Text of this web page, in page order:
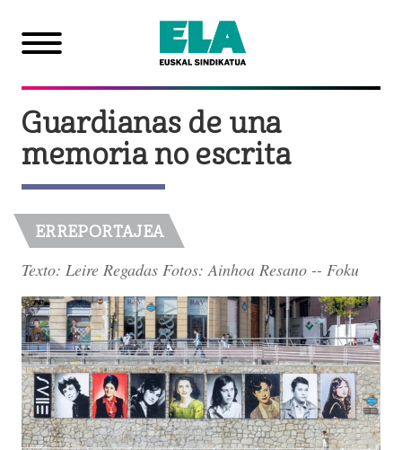
Guardianas de una
memoria no escrita
ERREPORTAJEA
Texto: Leire Regadas Fotos: Ainhoa Resano -- Foku